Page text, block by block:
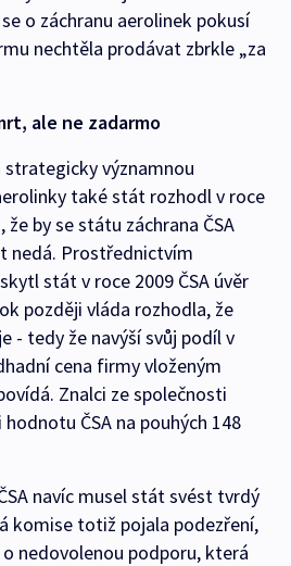
o záchranu aerolinek pokusí
nechtěla prodávat zbrkle „za
ale ne zadarmo
strategicky významnou
také stát rozhodl v roce
by se státu záchrana ČSA
nedá. Prostřednictvím
stát v roce 2009 ČSA úvěr
později vláda rozhodla, že
- tedy že navýší svůj podíl v
cena firmy vloženým
Znalci ze společnosti
ČSA na pouhých 148
navíc musel stát svést tvrdý
komise totiž pojala podezření,
nedovolenou podporu, která